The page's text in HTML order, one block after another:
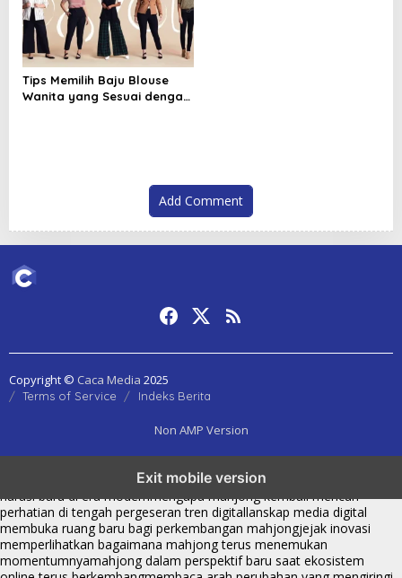
Tips Memilih Baju Blouse
Wanita yang Sesuai dengan
Add Comment
Copyright © Caca Media 2025
Terms of Service Indeks Berita
Non AMP Version
Exit mobile version
dari komunitas hingga platform mahjong membangun
narasi baru di era modernmengapa mahjong kembali mencuri
perhatian di tengah pergeseran tren digitallanskap media digital
membuka ruang baru bagi perkembangan mahjongjejak inovasi
memperlihatkan bagaimana mahjong terus menemukan
momentumnyamahjong dalam perspektif baru saat ekosistem